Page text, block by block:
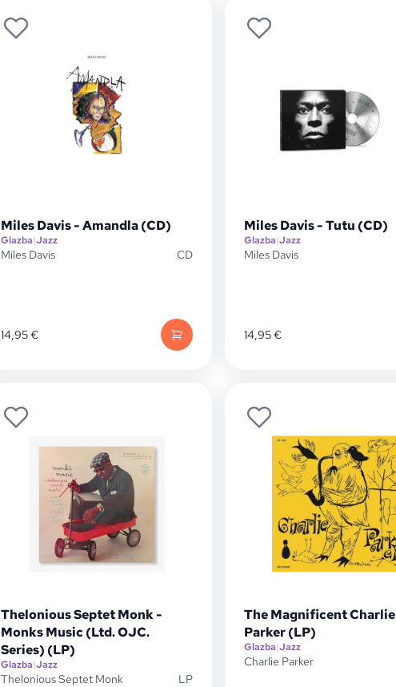
Miles Davis - Amandla (CD)
Glazba|Jazz
Miles Davis CD
14,95€
Miles Davis - Tutu (CD)
Glazba|Jazz
Miles Davis
14,95€
Thelonious Septet Monk -
Monks Music (Ltd. OJC.
Series) (LP)
Glazba|Jazz
Thelonious Septet Monk
LP
The Magnificent Charlie
Parker (LP)
Glazba|Jazz
Charlie Parker